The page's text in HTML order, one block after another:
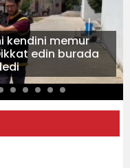
kendini memur
edin burada